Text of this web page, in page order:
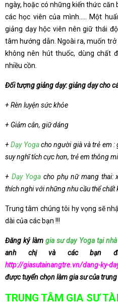
ngày, hoặc có những kiến thức căn
các học viên của mình….. Một
giảng dạy hộc viên nên giữ thái
tâm hướng dẫn. Ngoài ra, muốn
không nên hút thuốc, dùng chất
nhiều cồn.
Đối tượng giảng dạy: giảng dạy cho
+ Rèn luyện sức khỏe
+ Giảm cân, giữ dáng
+Dạy Yogacho người già và trẻ em :
suy nghĩ tích cực hơn, trẻ em thông
+ Dạy Yogacho phụ nữ mang thai:
thích nghi với những nhu cầu thể chất
Trung tâm chúng tôi hy vọng sẽ
dài của các bạn !!!
Đăng ký làm gia sư dạy Yoga tại nhà
anh chị và các bạn
http://giasutainangtre.vn/dang-ky-
được tuyển chọn làm gia sư của
TRUNG TÂM GIA SƯ